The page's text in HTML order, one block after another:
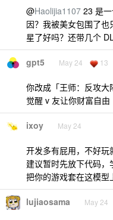
@Haolijia1107 23 是
因？我被美女包围了
星了好吗？还带几个
gpt5 May 24 13
你改成「王师：反攻大
觉醒 v 友让你财富自由
ixoy May 24
开发多有屁用，不好玩
建议暂时先放下代码
把你的游戏套在这模型
lujiaosama May 24